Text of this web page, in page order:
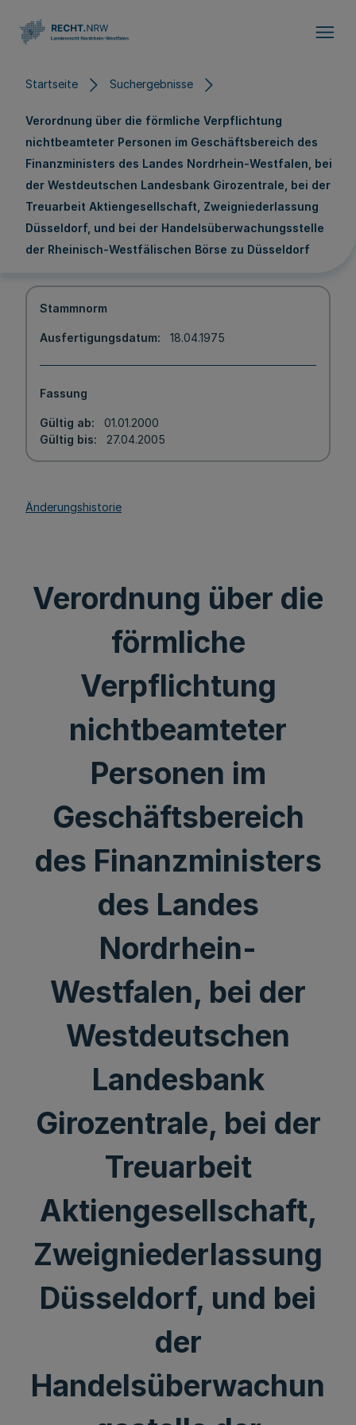
Startseite Suchergebnisse
Verordnung über die förmliche Verpflichtung
nichtbeamteter Personen im Geschäftsbereich des
Finanzministers des Landes Nordrhein-Westfalen, bei
der Westdeutschen Landesbank Girozentrale, bei der
Treuarbeit Aktiengesellschaft, Zweigniederlassung
Düsseldorf, und bei der Handelsüberwachungsstelle
der Rheinisch-Westfälischen Börse zu Düsseldorf
Stammnorm
Ausfertigungsdatum 18.04.1975
Fassung
Gültig ab
01.01.2000
Gültig bis
27.04.2005
Änderungshistorie
Verordnung über die
förmliche
Verpflichtung
nichtbeamteter
Personen im
Geschäftsbereich
des Finanzministers
des Landes
Nordrhein-
Westfalen, bei der
Westdeutschen
Landesbank
Girozentrale, bei der
Treuarbeit
Aktiengesellschaft,
Zweigniederlassung
Düsseldorf, und bei
der
Handelsüberwachun